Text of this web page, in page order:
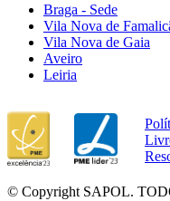
Braga - Sede
Vila Nova de
Vila Nova de Gaia
Aveiro
Leiria
© Copyright SAPOL.